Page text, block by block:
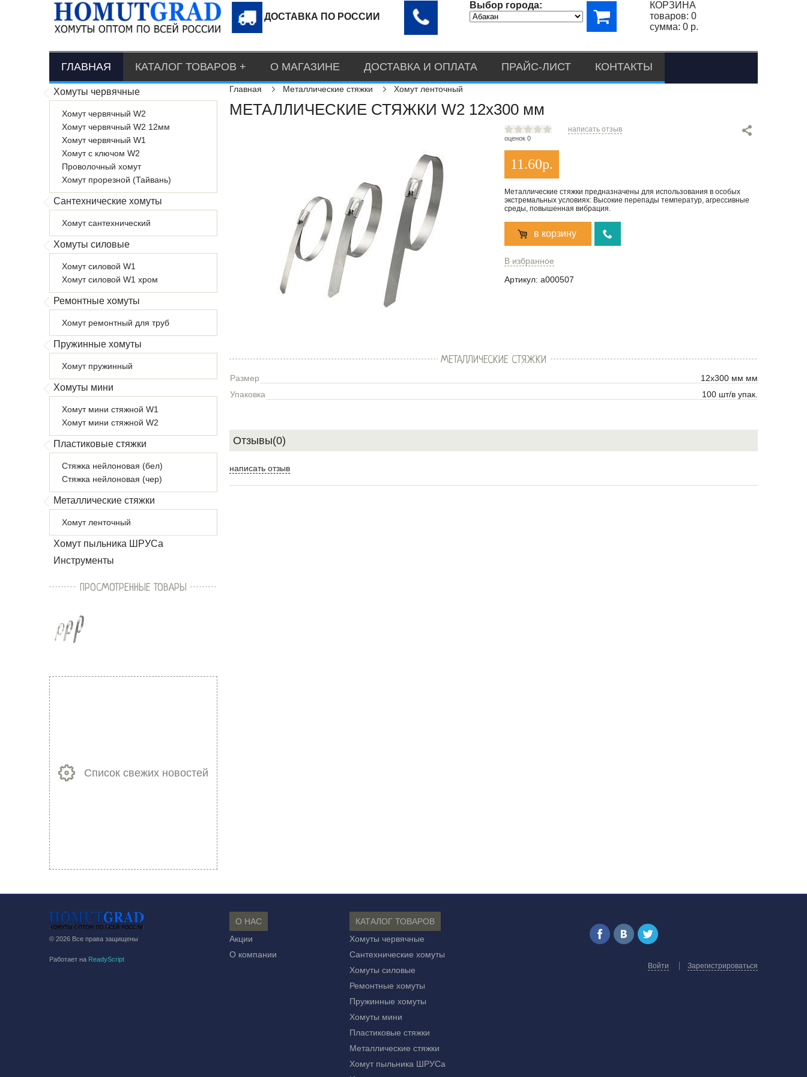
ДОСТАВКА ПО РОССИИ
Выбор города:
КОРЗИНА
товаров: 0
сумма: 0 р.
ГЛАВНАЯ КАТАЛОГ ТОВАРОВ О МАГАЗИНЕ ДОСТАВКА И ОПЛАТА ПРАЙС-ЛИСТ КОНТАКТЫ
Хомуты червячные
Хомут червячный W2
Хомут червячный W2 12мм
Хомут червячный W1
Хомут с ключом W2
Проволочный хомут
Хомут прорезной (Тайвань)
Сантехнические хомуты
Хомут сантехнический
Хомуты силовые
Хомут силовой W1
Хомут силовой W1 хром
Ремонтные хомуты
Хомут ремонтный для труб
Пружинные хомуты
Хомут пружинный
Хомуты мини
Хомут мини стяжной W1
Хомут мини стяжной W2
Пластиковые стяжки
Стяжка нейлоновая (бел)
Стяжка нейлоновая (чер)
Металлические стяжки
Хомут ленточный
Хомут пыльника ШРУСа
Инструменты
Главная Металлические стяжки Хомут ленточный
МЕТАЛЛИЧЕСКИЕ СТЯЖКИ W2 12x300 мм
оценок 0
написать отзыв
11.60р.
Металлические стяжки предназначены для использования в особых
экстремальных условиях: Высокие перепады температур, агрессивные
среды, повышенная вибрация.
в корзину
В избранное
Артикул: a000507
МЕТАЛЛИЧЕСКИЕ СТЯЖКИ
Размер
12x300 мм мм
Упаковка
100 шт/в упак.
Отзывы(0)
написать отзыв
ПРОСМОТРЕННЫЕ ТОВАРЫ
Список свежих новостей
© 2026 Все права защищены
Работает на ReadyScript
О НАС
Акции
О компании
КАТАЛОГ ТОВАРОВ
Хомуты червячные
Сантехнические хомуты
Хомуты силовые
Ремонтные хомуты
Пружинные хомуты
Хомуты мини
Пластиковые стяжки
Металлические стяжки
Хомут пыльника ШРУСа
Войти Зарегистрироваться